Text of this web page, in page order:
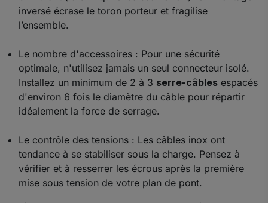
inversé écrase le toron porteur et fragilise
l’ensemble.
Le nombre d'accessoires : Pour une sécurité
optimale, n'utilisez jamais un seul connecteur isolé.
Installez un minimum de 2 à 3 serre-câbles espacés
d'environ 6 fois le diamètre du câble pour répartir
idéalement la force de serrage.
Le contrôle des tensions : Les câbles inox ont
tendance à se stabiliser sous la charge. Pensez à
vérifier et à resserrer les écrous après la première
mise sous tension de votre plan de pont.